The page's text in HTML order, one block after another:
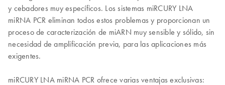
y cebadores muy específicos. Los sistemas miRCURY LNA
miRNA PCR eliminan todos estos problemas y proporcionan un
proceso de caracterización de miARN muy sensible y sólido, sin
necesidad de amplificación previa, para las aplicaciones más
exigentes.
miRCURY LNA miRNA PCR ofrece varias ventajas exclusivas: